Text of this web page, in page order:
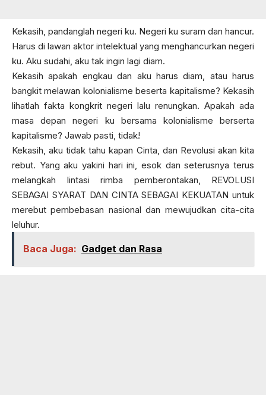
Kekasih, pandanglah negeri ku. Negeri ku suram dan hancur.
Harus di lawan aktor intelektual yang menghancurkan negeri
ku. Aku sudahi, aku tak ingin lagi diam.
Kekasih apakah engkau dan aku harus diam, atau harus
bangkit melawan kolonialisme beserta kapitalisme? Kekasih
lihatlah fakta kongkrit negeri lalu renungkan. Apakah ada
masa depan negeri ku bersama kolonialisme berserta
kapitalisme? Jawab pasti, tidak!
Kekasih, aku tidak tahu kapan Cinta, dan Revolusi akan kita
rebut. Yang aku yakini hari ini, esok dan seterusnya terus
melangkah lintasi rimba pemberontakan, REVOLUSI
SEBAGAI SYARAT DAN CINTA SEBAGAI KEKUATAN untuk
merebut pembebasan nasional dan mewujudkan cita-cita
leluhur.
Baca Juga: Gadget dan Rasa